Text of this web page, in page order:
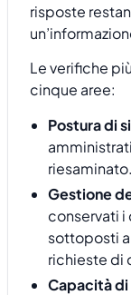
risposte
Le verifiche
cinque aree:
Postura di
riesaminato.
Gestione
conservati
sottoposti
richieste di
Capacità